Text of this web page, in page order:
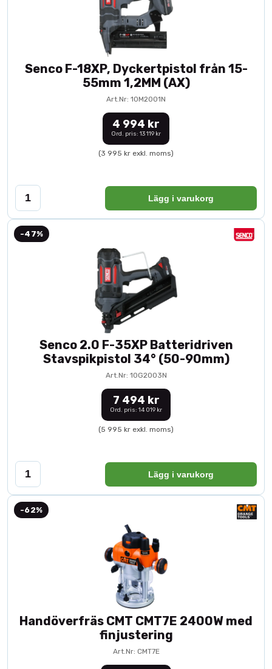
Senco F-18XP, Dyckertpistol från 15-
55mm 1,2MM (AX)
Art.Nr: 10M2001N
4 994 kr
Ord. pris: 13 119 kr
(3 995 kr exkl. moms)
Lägg i varukorg
-47%
Senco 2.0 F-35XP Batteridriven
Stavspikpistol 34° (50-90mm)
Art.Nr: 10G2003N
7 494 kr
Ord. pris: 14 019 kr
(5 995 kr exkl. moms)
Lägg i varukorg
-62%
Handöverfräs CMT CMT7E 2400W med
finjustering
Art.Nr: CMT7E